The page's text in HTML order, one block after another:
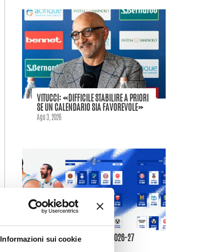
Informazioni sui cookie
VITUCCI: «DIFFICILE STABILIRE A PRIORI
SE UN CALENDARIO SIA FAVOREVOLE»
Ago 3, 2026
IL CALENDARIO DELLA LBA 2026-27